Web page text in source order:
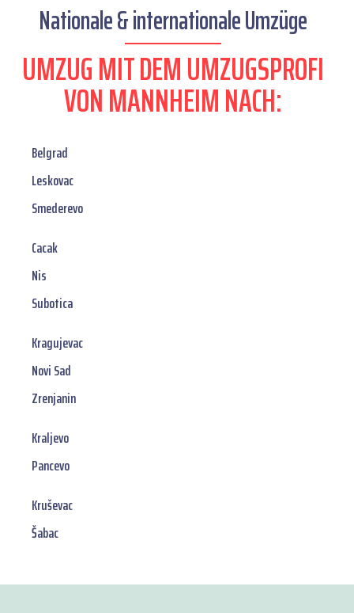
Nationale & internationale Umzüge
UMZUG MIT DEM UMZUGSPROFI
VON MANNHEIM NACH:
Belgrad
Leskovac
Smederevo
Cacak
Nis
Subotica
Kragujevac
Novi Sad
Zrenjanin
Kraljevo
Pancevo
Kruševac
Šabac